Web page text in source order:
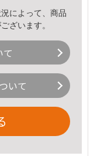
によって、商品
ざいます。
て
いて